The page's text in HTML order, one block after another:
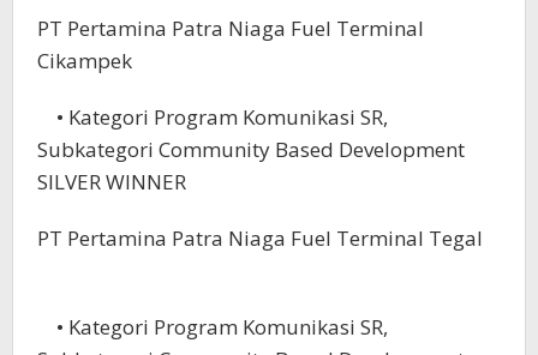
PT Pertamina Patra Niaga Fuel Terminal
Cikampek
• Kategori Program Komunikasi SR,
Subkategori Community Based Development
SILVER WINNER
PT Pertamina Patra Niaga Fuel Terminal Tegal
• Kategori Program Komunikasi SR,